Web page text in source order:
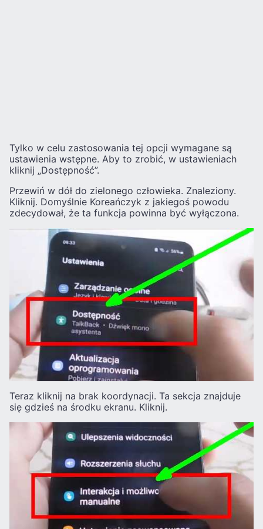
Tylko w celu zastosowania tej opcji wymagane są
ustawienia wstępne. Aby to zrobić, w ustawieniach
kliknij „Dostępność”.
Przewiń w dół do zielonego człowieka. Znaleziony.
Kliknij. Domyślnie Koreańczyk z jakiegoś powodu
zdecydował, że ta funkcja powinna być wyłączona.
Teraz kliknij na brak koordynacji. Ta sekcja znajduje
się gdzieś na środku ekranu. Kliknij.